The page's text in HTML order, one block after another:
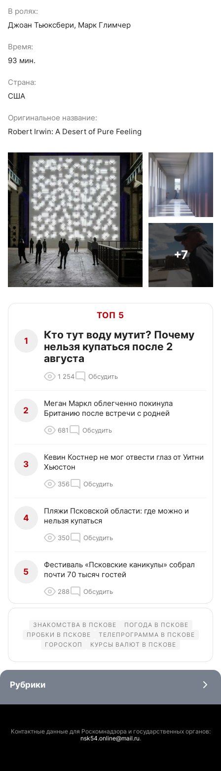
В ролях:
Джоан Тьюксбери, Марк Глимчер
Время:
93 мин.
Страна:
США
Оригинальное название:
Robert Irwin: A Desert of Pure Feeling
+7
ТОП 5
1
Кто тут воду мутит? Почему
нельзя купаться после 2
августа
1 254 Обсудить
2
Меган Маркл облегченно покинула
Британию после встречи с родней
681 Обсудить
3
Кевин Костнер не мог отвести глаз от Уитни
Хьюстон
356 Обсудить
4
Пляжи Псковской области: где можно и
нельзя купаться
350 Обсудить
5
Фестиваль «Псковские каникулы» собрал
почти 70 тысяч гостей
288 Обсудить
ЗНАКОМСТВА В ПСКОВЕ
ПОГОДА В ПСКОВЕ
ПРОБКИ В ПСКОВЕ
ТЕЛЕПРОГРАММА В ПСКОВЕ
ГОРОСКОП
КУРСЫ ВАЛЮТ В ПСКОВЕ
Рубрики
Контактные данные для Роскомнадзора и государственных органов:
nsk54.online@mail.ru.